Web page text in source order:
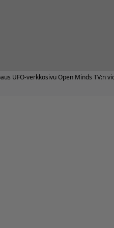
UFO-verkkosivu Open Minds TV:n